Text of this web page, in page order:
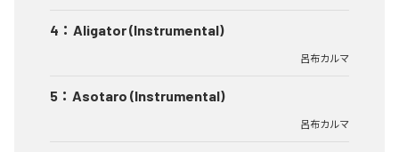
4 ： Aligator (Instrumental)
呂布カルマ
5 ： Asotaro (Instrumental)
呂布カルマ